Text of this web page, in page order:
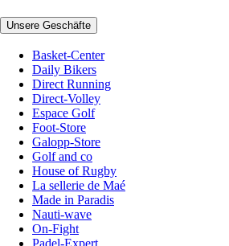
Unsere Geschäfte
Basket-Center
Daily Bikers
Direct Running
Direct-Volley
Espace Golf
Foot-Store
Galopp-Store
Golf and co
House of Rugby
La sellerie de Maé
Made in Paradis
Nauti-wave
On-Fight